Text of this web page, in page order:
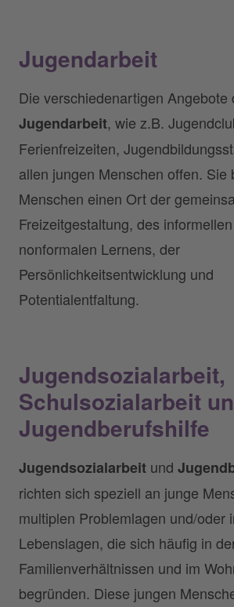
Jugendarbeit
Die verschiedenartigen Angebote
Jugendarbeit, wie z.B.
Ferienfreizeiten,
allen jungen Menschen offen. Sie
Menschen einen Ort der
Freizeitgestaltung, des
nonformalen Lernens, der
Persönlichkeitsentwicklung und
Potentialentfaltung.
Jugendsozialarbeit,
Schulsozialarbeit
Jugendberufshilfe
Jugendsozialarbeit und
richten sich speziell an junge
multiplen Problemlagen und/oder
Lebenslagen, die sich häufig in
Familienverhältnissen und im
begründen. Diese jungen